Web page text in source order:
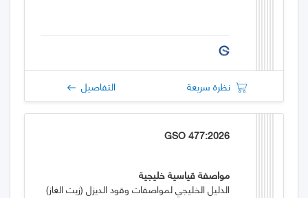
نظرة سريعة التفاصيل
GSO 477:2026
مواصفة قياسية خليجية
الدليل الخليجي لمواصفات وقود الديزل (زيت الغاز)